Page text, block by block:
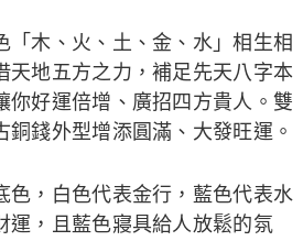
「木、火、土、金、水」相生相
天地五方之力，補足先天八字本
你好運倍增、廣招四方貴人。雙
錢外型增添圓滿、大發旺運。
色，白色代表金行，藍色代表水
運，且藍色寢具給人放鬆的氛